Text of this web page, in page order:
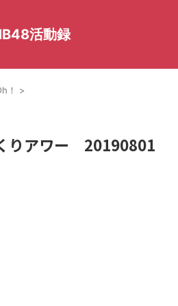
活動録
！ >
りアワー 20190801